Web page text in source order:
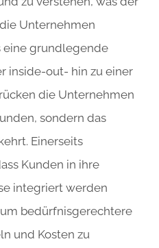
Unternehmen
eine grundlegende
inside-out- hin zu einer
die Unternehmen
sondern das
Einerseits
Kunden in ihre
integriert werden
bedürfnisgerechtere
und Kosten zu